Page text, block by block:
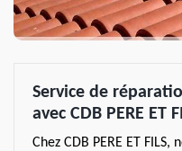
Service de
avec CDB PERE ET
Chez CDB PERE ET